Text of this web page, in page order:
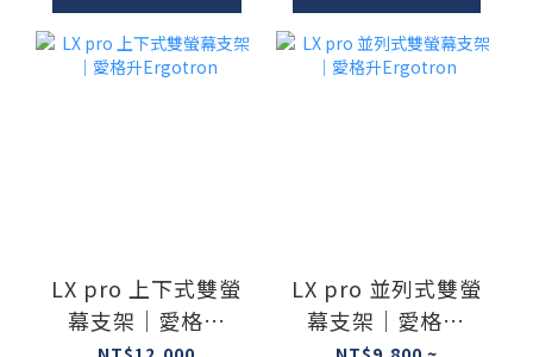
LX pro 上下式雙螢
幕支架｜愛格升
LX pro 並列式雙螢
幕支架｜愛格升